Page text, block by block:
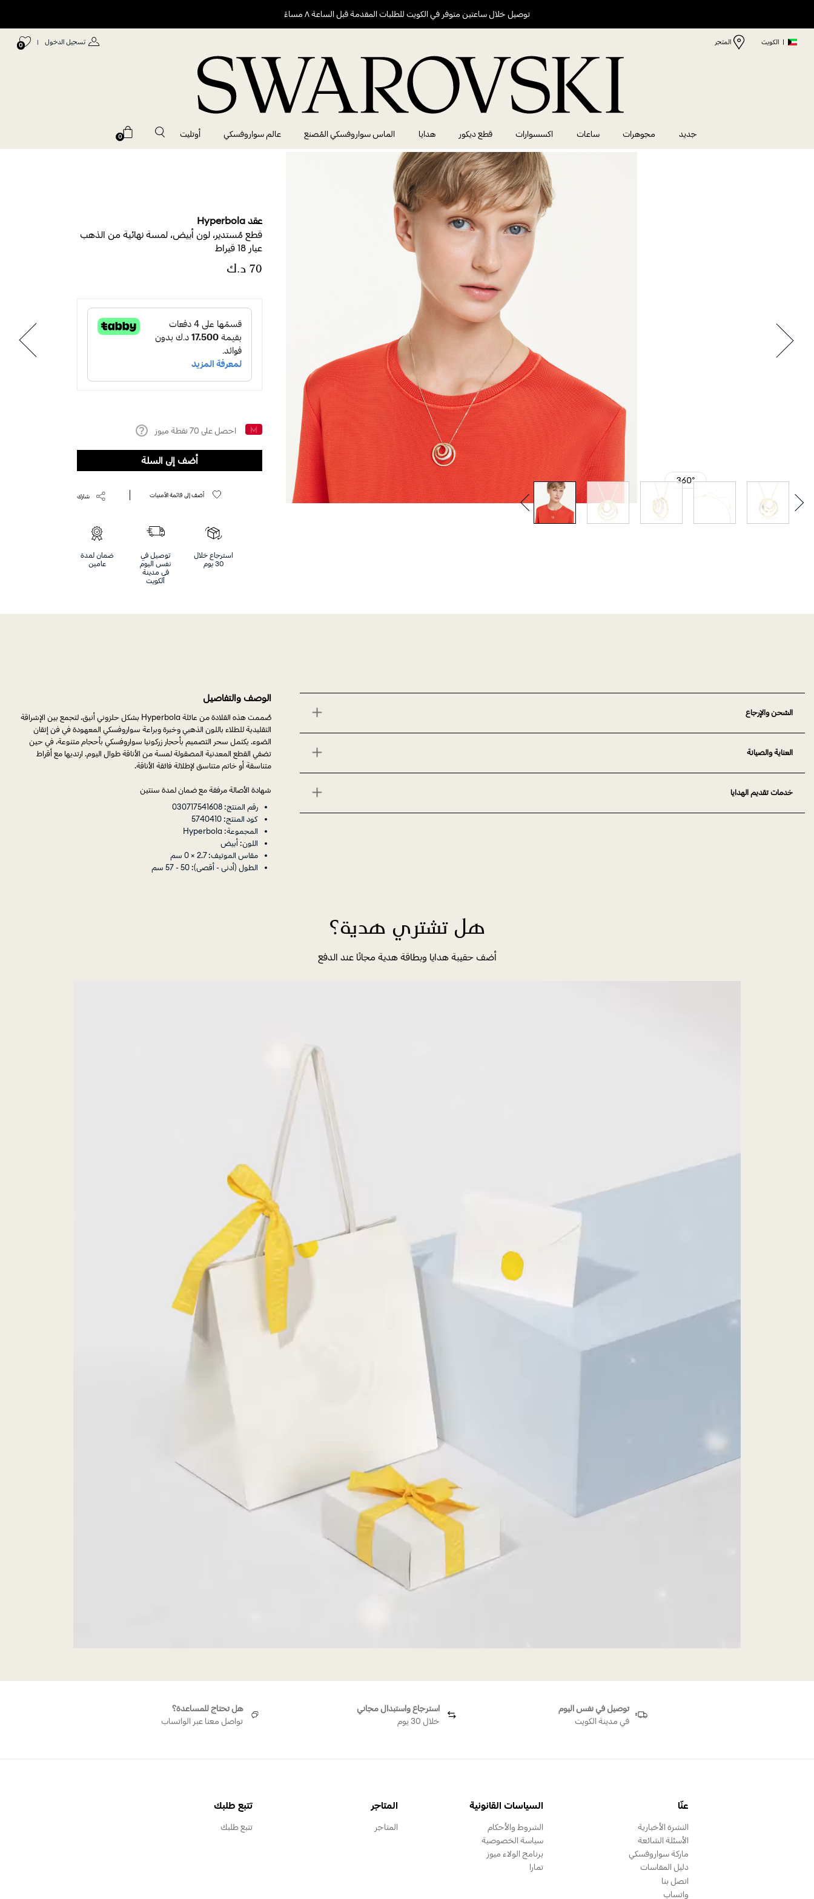
توصيل خلال ساعتين متوفر في الكويت للطلبات المقدمة قبل الساعة ٨ مساءً
| الكويت المتجر تسجيل الدخول |
0
جديد مجوهرات ساعات اكسسوارات قطع ديكور هدايا الماس سواروفسكي المُصنع عالم سواروفسكي أوتليت 0
عقد Hyperbola
قطع مُستدير، لون أبيض، لمسة نهائية من الذهب
عيار 18 قيراط
احصل على 70 نقطة ميوز
أضف إلى السلة
أضف إلى قائمة الأمنيات شارك
استرجاع خلال
30 يوم
توصيل في
نفس اليوم
في مدينة
الكويت
ضمان لمدة
عامين
الشحن والإرجاع
العناية والصيانة
خدمات تقديم الهدايا
الوصف والتفاصيل
صُممت هذه القلادة من عائلة Hyperbola بشكل حلزوني أنيق، لتجمع بين الإشراقة
التقليدية للطلاء باللون الذهبي وخبرة وبراعة سواروفسكي المعهودة في فن إتقان
الضوء. يكتمل سحر التصميم بأحجار زركونيا سواروفسكي بأحجام متنوعة، في حين
تضفي القطع المعدنية المصقولة لمسة من الأناقة طوال اليوم. ارتديها مع أقراط
متناسقة أو خاتم متناسق لإطلالة فائقة الأناقة.
شهادة الأصالة مرفقة مع ضمان لمدة سنتين
رقم المنتج: 030717541608
كود المنتج: 5740410
المجموعة: Hyperbola
اللون: أبيض
مقاس الموتيف: 2.7 × 0 سم
الطول (أدنى - أقصى): 50 - 57 سم
هل تشتري هدية؟
أضف حقيبة هدايا وبطاقة هدية مجانًا عند الدفع
توصيل في نفس اليوم
في مدينة الكويت
استرجاع واستبدال مجاني
خلال 30 يوم
هل تحتاج للمساعدة؟
تواصل معنا عبر الواتساب
عنّا
النشرة الأخبارية
الأسئلة الشائعة
ماركة سواروفسكي
دليل المقاسات
اتصل بنا
واتساب
السياسات القانونية
الشروط والأحكام
سياسة الخصوصية
برنامج الولاء ميوز
تمارا
المتاجر
المتاجر
تتبع طلبك
تتبع طلبك